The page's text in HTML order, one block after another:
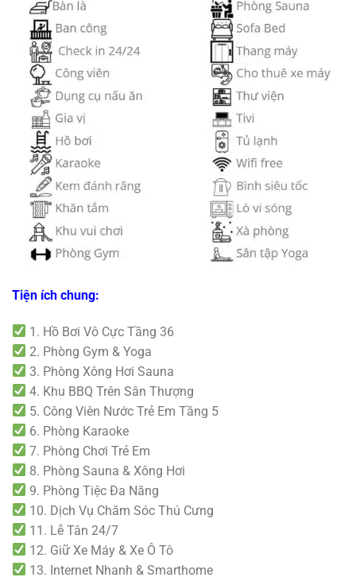
Tiện ích chung:
1. Hồ Bơi Vô Cực Tầng 36
2. Phòng Gym & Yoga
3. Phòng Xông Hơi Sauna
4. Khu BBQ Trên Sân Thượng
5. Công Viên Nước Trẻ Em Tầng 5
6. Phòng Karaoke
7. Phòng Chơi Trẻ Em
8. Phòng Sauna & Xông Hơi
9. Phòng Tiệc Đa Năng
10. Dịch Vụ Chăm Sóc Thú Cưng
11. Lễ Tân 24/7
12. Giữ Xe Máy & Xe Ô Tô
13. Internet Nhanh & Smarthome